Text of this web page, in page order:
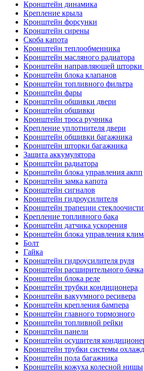
Кронштейн динамика
Крепление крыла
Кронштейн форсунки
Кронштейн сирены
Скоба капота
Кронштейн теплообменника
Кронштейн масляного радиатора
Кронштейн направляющей шторки
Кронштейн блока клапанов
Кронштейн топливного фильтра
Кронштейн фары
Кронштейн обшивки двери
Кронштейн обшивки
Кронштейн троса ручника
Крепление уплотнителя двери
Кронштейн обшивки багажника
Кронштейн шторки багажника
Защита аккумулятора
Кронштейн радиатора
Кронштейн блока управления акпп
Кронштейн замка капота
Кронштейн сигналов
Кронштейн гидроусилителя
Кронштейн трапеции
Крепление топливного бака
Кронштейн датчика ускорения
Кронштейн блока управления
Болт
Гайка
Кронштейн гидроусилителя руля
Кронштейн расширительного бачка
Кронштейн блока реле
Кронштейн трубки кондиционера
Кронштейн вакуумного ресивера
Кронштейн крепления бампера
Кронштейн главного тормозного
Кронштейн топливной рейки
Кронштейн панели
Кронштейн осушителя
Кронштейн трубки системы
Кронштейн пола багажника
Кронштейн кожуха колесной нишы